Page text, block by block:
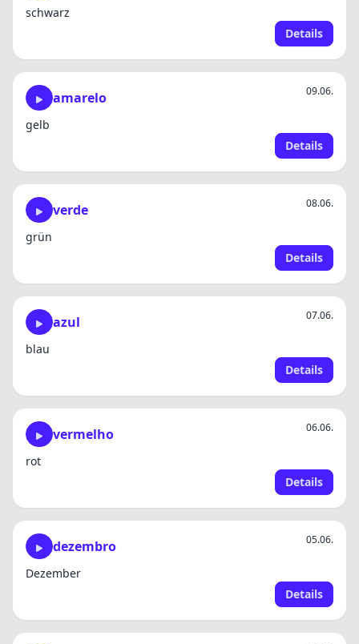
schwarz
Details
amarelo 09.06.
gelb
Details
verde 08.06.
grün
Details
azul 07.06.
blau
Details
vermelho 06.06.
rot
Details
dezembro 05.06.
Dezember
Details